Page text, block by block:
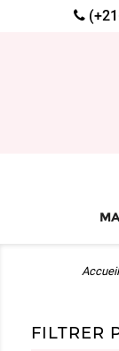
Accueil
FILTRER